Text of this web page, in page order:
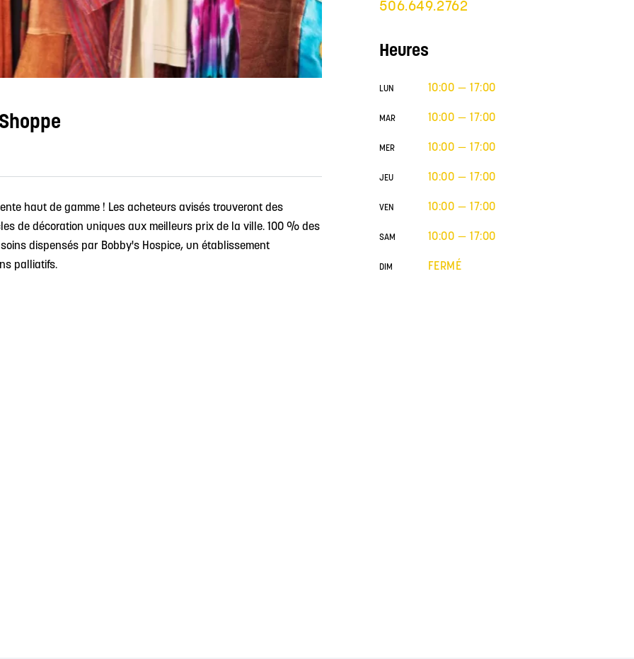
haut de gamme ! Les acheteurs avisés trouveront des
de décoration uniques aux meilleurs prix de la ville. 100 % des
dispensés par Bobby's Hospice, un établissement
palliatifs.
506.649.2762
Heures
LUN 10:00 — 17:00
MAR 10:00 — 17:00
MER 10:00 — 17:00
JEU 10:00 — 17:00
VEN 10:00 — 17:00
SAM 10:00 — 17:00
DIM FERMÉ